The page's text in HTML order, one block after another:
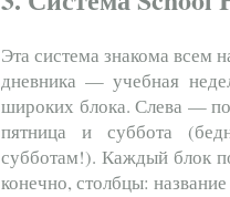
Эта система знакома всем
дневника — учебная
широких блока. Слева —
пятница и суббота
субботам!). Каждый блок
конечно, столбцы: